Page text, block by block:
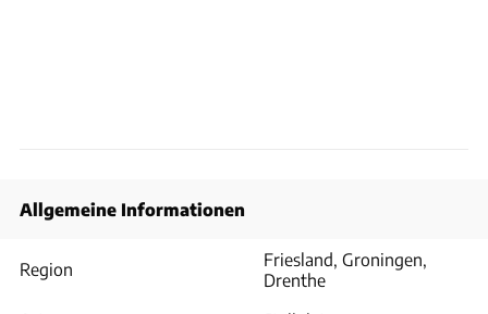
Allgemeine Informationen
Region
Friesland, Groningen,
Drenthe